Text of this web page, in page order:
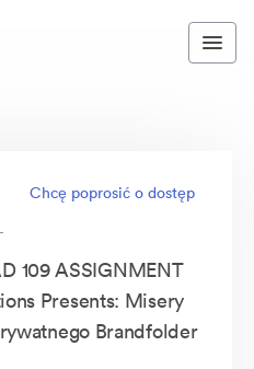
Chcę poprosić o dostęp
109 ASSIGNMENT
Presents: Misery
Brandfolder